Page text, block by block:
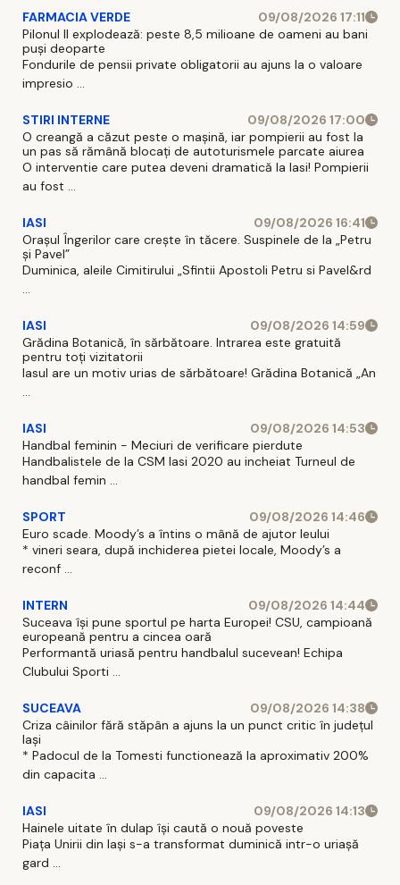
FARMACIA VERDE
09/08/2026 17:11
Pilonul II explodează: peste 8,5 milioane de oameni au bani
puși deoparte
Fondurile de pensii private obligatorii au ajuns la o valoare
impresio ...
STIRI INTERNE
09/08/2026 17:00
O creangă a căzut peste o mașină, iar pompierii au fost la
un pas să rămână blocați de autoturismele parcate aiurea
O interventie care putea deveni dramatică la Iasi! Pompierii
au fost ...
IASI
09/08/2026 16:41
Orașul Îngerilor care crește în tăcere. Suspinele de la „Petru
și Pavel”
Duminica, aleile Cimitirului „Sfintii Apostoli Petru si Pavel&rd
...
IASI
09/08/2026 14:59
Grădina Botanică, în sărbătoare. Intrarea este gratuită
pentru toți vizitatorii
Iasul are un motiv urias de sărbătoare! Grădina Botanică „An
...
IASI
09/08/2026 14:53
Handbal feminin - Meciuri de verificare pierdute
Handbalistele de la CSM Iasi 2020 au incheiat Turneul de
handbal femin ...
SPORT
09/08/2026 14:46
Euro scade. Moody’s a întins o mână de ajutor leului
* vineri seara, după inchiderea pietei locale, Moody’s a
reconf ...
INTERN
09/08/2026 14:44
Suceava își pune sportul pe harta Europei! CSU, campioană
europeană pentru a cincea oară
Performantă uriasă pentru handbalul sucevean! Echipa
Clubului Sporti ...
SUCEAVA
09/08/2026 14:38
Criza câinilor fără stăpân a ajuns la un punct critic în județul
Iași
* Padocul de la Tomesti functionează la aproximativ 200%
din capacita ...
IASI
09/08/2026 14:13
Hainele uitate în dulap îşi caută o nouă poveste
Piaţa Unirii din Iaşi s-a transformat duminică intr-o uriaşă
gard ...